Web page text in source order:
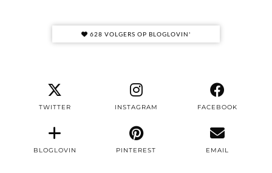
628 VOLGERS OP BLOGLOVIN'
TWITTER INSTAGRAM FACEBOOK
BLOGLOVIN PINTEREST EMAIL